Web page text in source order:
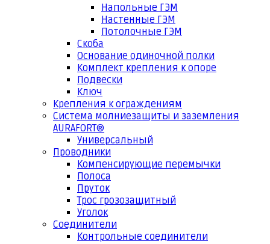
Напольные ГЭМ
Настенные ГЭМ
Потолочные ГЭМ
Скоба
Основание одиночной полки
Комплект крепления к опоре
Подвески
Ключ
Крепления к ограждениям
Система молниезащиты и заземления
AURAFORT®
Универсальный
Проводники
Компенсирующие перемычки
Полоса
Пруток
Трос грозозащитный
Уголок
Соединители
Контрольные соединители